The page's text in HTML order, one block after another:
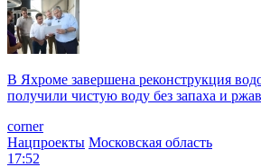
В Яхроме завершена реконструкция
получили чистую воду без запаха и
corner
Нацпроекты Московская область
17:52